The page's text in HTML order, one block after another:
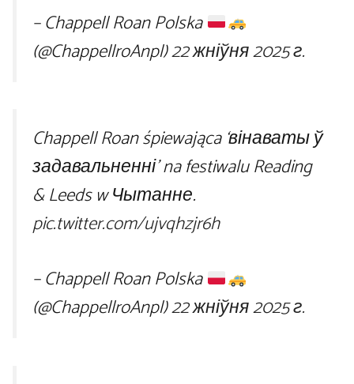
– Chappell Roan Polska
(@ChappellroAnpl)22 жніўня 2025 г.
Chappell Roan śpiewająca ‘вінаваты ў
задавальненні’ na festiwalu Reading
& Leeds w Чытанне.
pic.twitter.com/ujvqhzjr6h
– Chappell Roan Polska
(@ChappellroAnpl)22 жніўня 2025 г.